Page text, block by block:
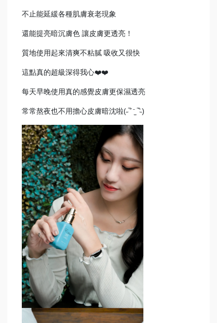
不止能延緩各種肌膚衰老現象
還能提亮暗沉膚色 讓皮膚更透亮！
質地使用起來清爽不粘膩 吸收又很快
這點真的超級深得我心❤️❤️
每天早晚使用真的感覺皮膚更保濕透亮
常常熬夜也不用擔心皮膚暗沈啦(˶‾᷄ ⁻̫ ‾᷅˵)